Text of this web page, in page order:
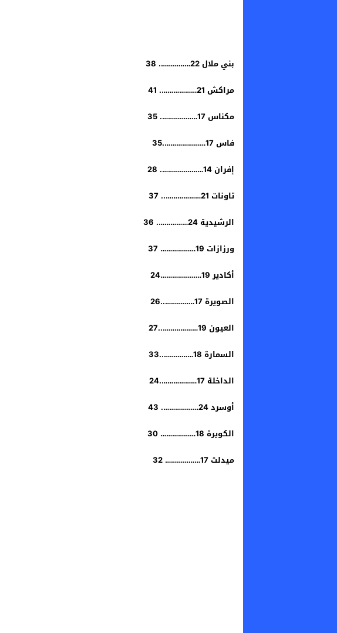
​بني ملال 22……………. 38
​مراكش 21………………. 41
​مكناس 17………………. 35
​فاس 17………………….35
​إفران 14…………………. 28
​تاونات 21……………….. 37
​الرشيدية 24……………. 36
​ورزازات 19……………… 37
​أكادير 19…………………24
​الصويرة 17……………..26
​العيون 19………………..27
​السمارة 18……………..33
​الداخلة 17……………….24
​أوسرد 24………………. 43
​الكويرة 18……………… 30
​ميدلت 17……………… 32